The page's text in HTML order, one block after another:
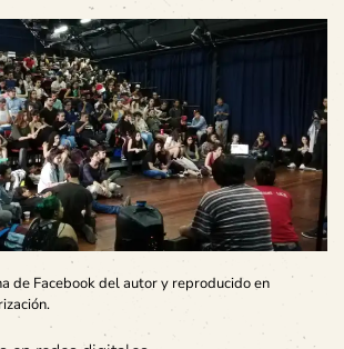
de Facebook del autor y reproducido en